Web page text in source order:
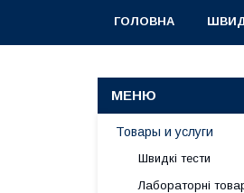
ГОЛОВНА
Товары и услуги
Швидкі тести
Лабораторні